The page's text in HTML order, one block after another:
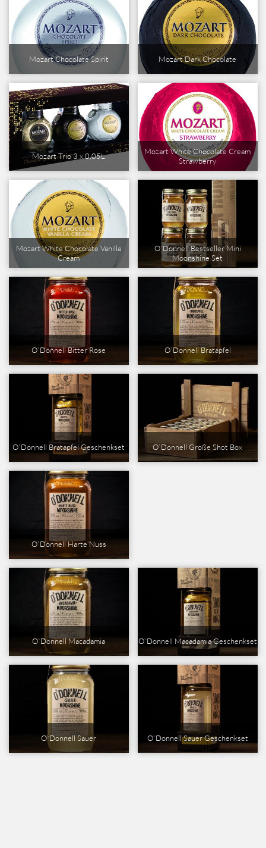
Mozart Chocolate Spirit Mozart Dark Chocolate
Mozart Trio 3 x 0,05L
Mozart White Chocolate Cream
Strawberry
Mozart White Chocolate Vanilla
Cream
O`Donnell Bestseller Mini
Moonshine Set
O`Donnell Bitter Rose O`Donnell Bratapfel
O`Donnell Bratapfel Geschenkset O`Donnell Große Shot Box
O`Donnell Harte Nuss
O`Donnell Macadamia O`Donnell Macadamia Geschenkset
O`Donnell Sauer O`Donnell Sauer Geschenkset